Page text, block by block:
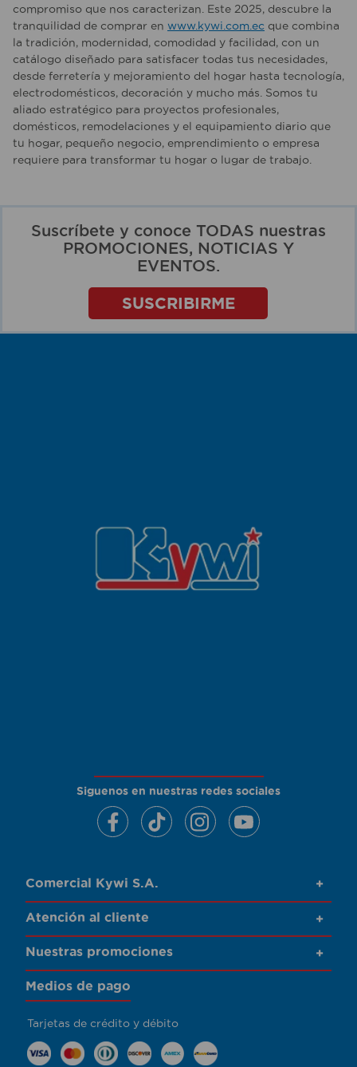
compromiso que nos caracterizan. Este 2025, descubre la
tranquilidad de comprar en www.kywi.com.ec que combina
la tradición, modernidad, comodidad y facilidad, con un
catálogo diseñado para satisfacer todas tus necesidades,
desde ferretería y mejoramiento del hogar hasta tecnología,
electrodomésticos, decoración y mucho más. Somos tu
aliado estratégico para proyectos profesionales,
domésticos, remodelaciones y el equipamiento diario que
tu hogar, pequeño negocio, emprendimiento o empresa
requiere para transformar tu hogar o lugar de trabajo.
Suscríbete y conoce TODAS nuestras
PROMOCIONES, NOTICIAS Y
EVENTOS.
SUSCRIBIRME
Siguenos en nuestras redes sociales
Comercial Kywi S.A. +
Atención al cliente +
Nuestras promociones +
Medios de pago
Tarjetas de crédito y débito